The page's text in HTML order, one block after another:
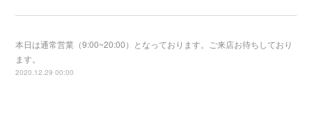
本日は通常営業（9:00~20:00）となっております。ご来店お待ちしており
ます。
2020.12.29 00:00